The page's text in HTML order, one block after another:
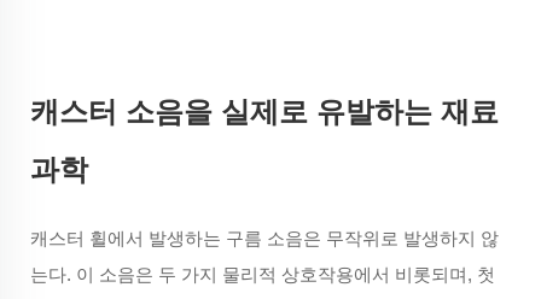
캐스터 소음을 실제로 유발하는 재료
과학
캐스터 휠에서 발생하는 구름 소음은 무작위로 발생하지 않
는다. 이 소음은 두 가지 물리적 상호작용에서 비롯되며, 첫